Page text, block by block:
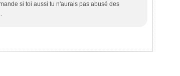
si toi aussi tu n'aurais pas abusé des